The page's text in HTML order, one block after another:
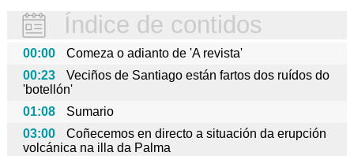
Índice de contidos
00:00
Comeza o adianto de 'A revista'
00:23
Veciños de Santiago están fartos dos ruídos do
'botellón'
01:08
Sumario
03:00
Coñecemos en directo a situación da erupción
volcánica na illa da Palma